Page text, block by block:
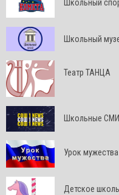
Школьный
Школьный
Театр ТАНЦА
Школьные СМИ
Урок мужества
Детское